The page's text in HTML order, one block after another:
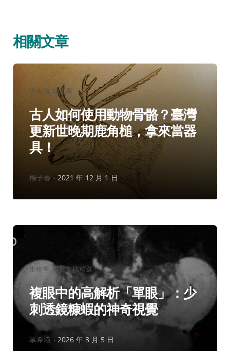
相關文章
分
類：
古生物 地質學
古人如何使用動物骨骼？臺灣
更新世晚期鹿角槌，拿來當器
具！
作
楊子睿 2021 年 12 月 1 日
分
類：
生物學 科普文摘精選
複眼中的高解析「單眼」：少
刺透鏡糠蝦的神奇視覺
作
單希瑛 2026 年 3 月 5 日